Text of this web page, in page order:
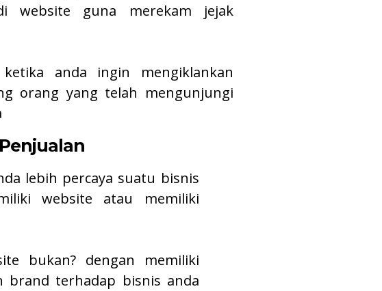
website guna merekam jejak
anda ingin mengiklankan
orang yang telah mengunjungi
lebih percaya suatu bisnis
website atau memiliki
bukan? dengan memiliki
brand terhadap bisnis anda